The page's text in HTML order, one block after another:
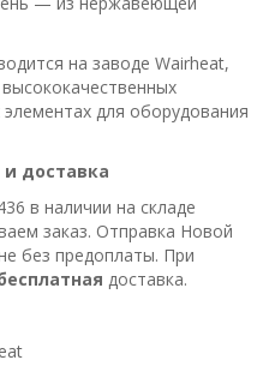
на заводе Wairheat,
для оборудования
доставка
в наличии на складе
заказ. Отправка Новой
без предоплаты. При
доставка.